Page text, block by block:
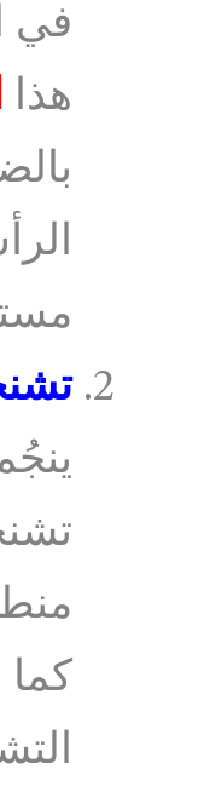
في
هذا